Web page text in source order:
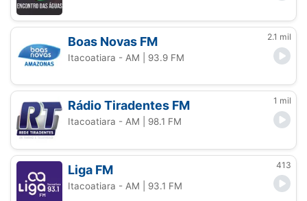
Boas Novas FM 2.1 mil
Itacoatiara - AM | 93.9 FM
Rádio Tiradentes FM 1 mil
Itacoatiara - AM | 98.1 FM
Liga FM 413
Itacoatiara - AM | 93.1 FM